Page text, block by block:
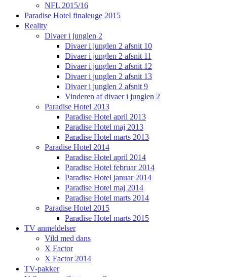
NFL 2015/16
Paradise Hotel finaleuge 2015
Reality
Divaer i junglen 2
Divaer i junglen 2 afsnit 10
Divaer i junglen 2 afsnit 11
Divaer i junglen 2 afsnit 12
Divaer i junglen 2 afsnit 13
Divaer i junglen 2 afsnit 9
Vinderen af divaer i junglen 2
Paradise Hotel 2013
Paradise Hotel april 2013
Paradise Hotel maj 2013
Paradise Hotel marts 2013
Paradise Hotel 2014
Paradise Hotel april 2014
Paradise Hotel februar 2014
Paradise Hotel januar 2014
Paradise Hotel maj 2014
Paradise Hotel marts 2014
Paradise Hotel 2015
Paradise Hotel marts 2015
TV anmeldelser
Vild med dans
X Factor
X Factor 2014
TV-pakker